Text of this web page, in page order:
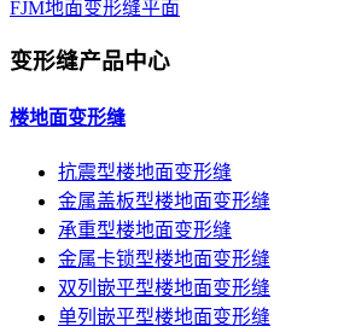
FJM地面变形缝平面
变形缝产品中心
楼地面变形缝
抗震型楼地面变形缝
金属盖板型楼地面变形缝
承重型楼地面变形缝
金属卡锁型楼地面变形缝
双列嵌平型楼地面变形缝
单列嵌平型楼地面变形缝